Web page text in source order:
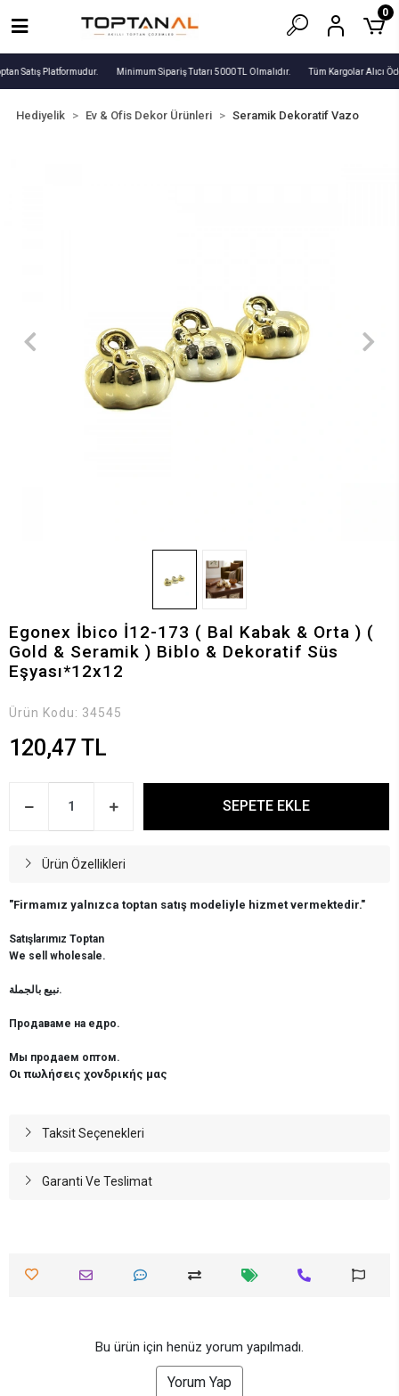
Satış Platformudur. Minimum Sipariş Tutarı 5000 TL Olmalıdır. Tüm Kargolar Alıcı
0
Hediyelik Ev & Ofis Dekor Ürünleri Seramik Dekoratif Vazo
Egonex İbico İ12-173 ( Bal Kabak & Orta ) (
Gold & Seramik ) Biblo & Dekoratif Süs
Eşyası*12x12
Ürün Kodu: 34545
120,47 TL
SEPETE EKLE
Ürün Özellikleri
"Firmamız yalnızca toptan satış modeliyle hizmet vermektedir."
Satışlarımız Toptan
We sell wholesale.
نبيع بالجملة.
Продаваме на едро.
Мы продаем оптом.
Οι πωλήσεις χονδρικής μας
Taksit Seçenekleri
Garanti Ve Teslimat
Bu ürün için henüz yorum yapılmadı.
Yorum Yap